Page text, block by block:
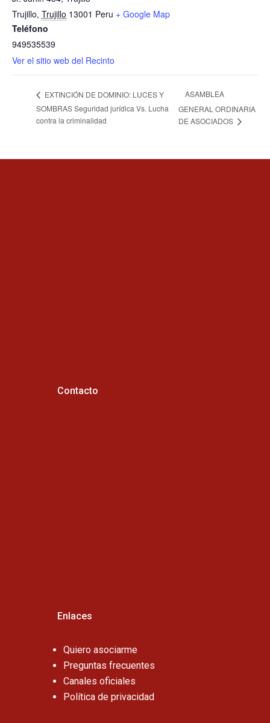
Trujillo, Trujillo 13001 Peru + Google Map
Teléfono
949535539
Ver el sitio web del Recinto
EXTINCIÓN DE DOMINIO: LUCES Y
SOMBRAS Seguridad jurídica Vs. Lucha
contra la criminalidad
ASAMBLEA
GENERAL ORDINARIA
DE ASOCIADOS
Contacto
Enlaces
Quiero asociarme
Preguntas frecuentes
Canales oficiales
Política de privacidad